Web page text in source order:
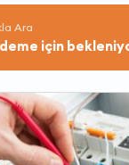
Ara
için